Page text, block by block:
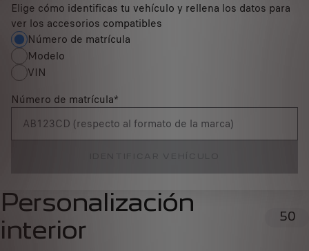
Elige cómo identificas tu vehículo y rellena los datos para
ver los accesorios compatibles
Número de matrícula
Modelo
VIN
Número de matrícula*
Personalización
interior
50